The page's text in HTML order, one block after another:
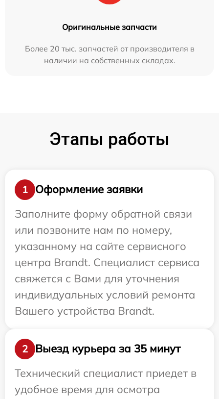
Оригинальные запчасти
Более 20 тыс. запчастей от производителя в
наличии на собственных складах.
Этапы работы
1
Оформление заявки
Заполните форму обратной связи
или позвоните нам по номеру,
указанному на сайте сервисного
центра Brandt. Специалист сервиса
свяжется с Вами для уточнения
индивидуальных условий ремонта
Вашего устройства Brandt.
2
Выезд курьера за 35 минут
Технический специалист приедет в
удобное время для осмотра